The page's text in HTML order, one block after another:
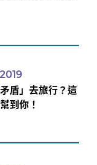
盾」去旅行？這
到你！